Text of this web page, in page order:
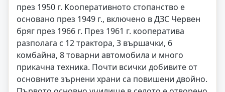
през 1950 г. Кооперативното стопанство е
основано през 1949 г., включено в ДЗС Червен
бряг през 1966 г. През 1961 г. кооператива
разполага с 12 трактора, 3 вършачки, 6
комбайна, 8 товарни автомобила и много
прикачна техника. Почти всички добивите от
основните зърнени храни са повишени двойно.